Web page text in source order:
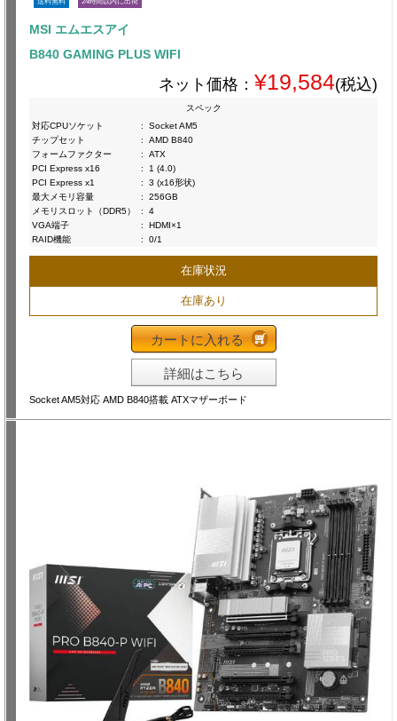
送料無料 24時間以内に出荷
MSI エムエスアイ
B840 GAMING PLUS WIFI
ネット価格： ¥19,584(税込)
スペック
対応CPUソケット
:
Socket AM5
チップセット
:
AMD B840
フォームファクター
:
ATX
PCI Express x16
:
1 (4.0)
PCI Express x1
:
3 (x16形状)
最大メモリ容量
:
256GB
メモリスロット（DDR5）
:
4
VGA端子
:
HDMI×1
RAID機能
: 0/1
在庫状況
在庫あり
カートに入れる
詳細はこちら
Socket AM5対応 AMD B840搭載 ATXマザーボード